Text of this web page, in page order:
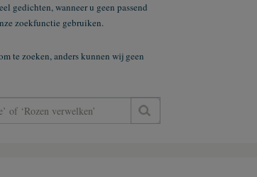
gedichten, wanneer u geen passend
zoekfunctie gebruiken.
te zoeken, anders kunnen wij geen